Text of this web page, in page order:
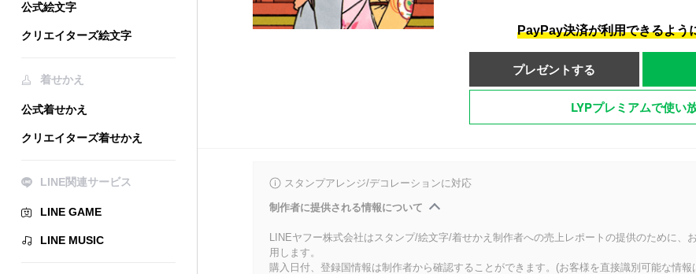
公式絵文字
クリエイターズ絵文字
着せかえ
公式着せかえ
クリエイターズ着せかえ
LINE関連サービス
LINE GAME
LINE MUSIC
PayPay決済が利用できるよう
プレゼントする
LYPプレミアムで使い
スタンプアレンジ/デコレーションに対応
制作者に提供される情報について
LINEヤフー株式会社はスタンプ/絵文字/着せかえ制作者への売上レポートの提供のために、
用します。
購入日付、登録国情報は制作者から確認することができます。(お客様を直接識別可能な情報